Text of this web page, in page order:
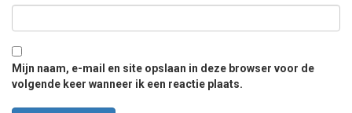
Mijn naam, e-mail en site opslaan in deze browser voor de
volgende keer wanneer ik een reactie plaats.